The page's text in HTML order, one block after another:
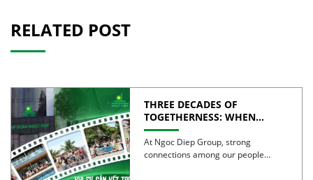
RELATED POST
THREE DECADES OF
TOGETHERNESS: WHEN
UNITY BECOMES COLLECTIVE
STRENGTH
At Ngoc Diep Group, strong
connections among our people